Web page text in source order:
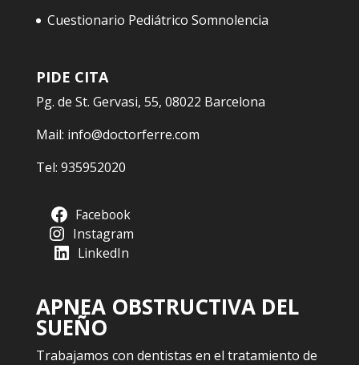
Cuestionario Pediátrico Somnolencia
PIDE CITA
Pg. de St. Gervasi, 55, 08022 Barcelona
Mail: info@doctorferre.com
Tel: 935952020
Facebook
Instagram
LinkedIn
APNEA OBSTRUCTIVA DEL
SUEÑO
Trabajamos con dentistas en el tratamiento de